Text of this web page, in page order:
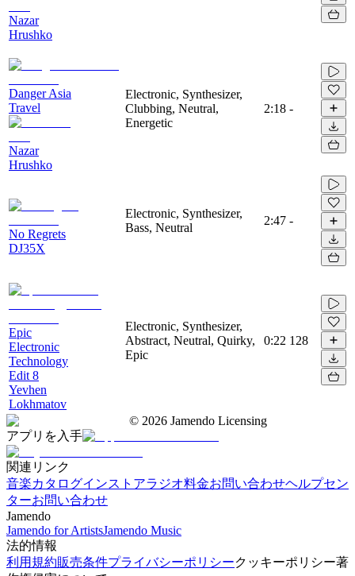
Nazar
Hrushko
Danger Asia
Travel
Nazar
Hrushko
Electronic, Synthesizer,
Clubbing, Neutral,
Energetic
2:18 -
No Regrets
DJ35X
Electronic, Synthesizer,
Bass, Neutral
2:47 -
Epic
Electronic
Technology
Edit 8
Yevhen
Lokhmatov
Electronic, Synthesizer,
Abstract, Neutral, Quirky,
Epic
0:22 128
© 2026 Jamendo Licensing
アプリを入手
関連リンク
音楽カタログインストアラジオ料金お問い合わせヘルプセン
ターお問い合わせ
Jamendo
Jamendo for ArtistsJamendo Music
法的情報
利用規約販売条件プライバシーポリシークッキーポリシー著